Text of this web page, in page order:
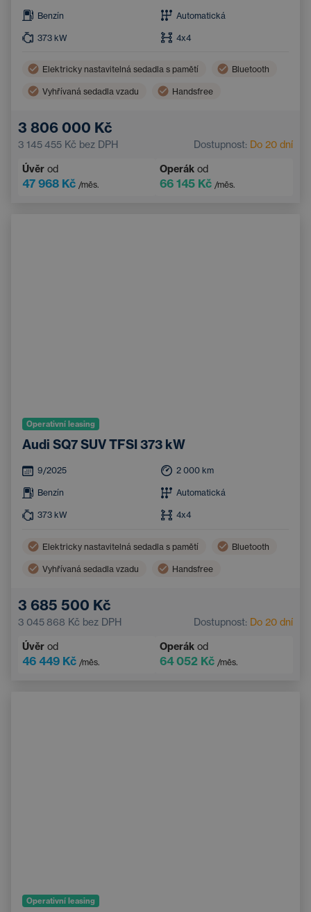
Benzín Automatická
373 kW 4x4
Elektricky nastavitelná sedadla s pamětí Bluetooth
Vyhřívaná sedadla vzadu Handsfree
3 806 000 Kč
3 145 455 Kč bez DPH Dostupnost: Do 20 dní
Úvěr od
47 968 Kč /měs.
Operák od
66 145 Kč /měs.
Operativní leasing
Audi SQ7 SUV TFSI 373 kW
9/2025 2 000 km
Benzín Automatická
373 kW 4x4
Elektricky nastavitelná sedadla s pamětí Bluetooth
Vyhřívaná sedadla vzadu Handsfree
3 685 500 Kč
3 045 868 Kč bez DPH Dostupnost: Do 20 dní
Úvěr od
46 449 Kč /měs.
Operák od
64 052 Kč /měs.
Operativní leasing